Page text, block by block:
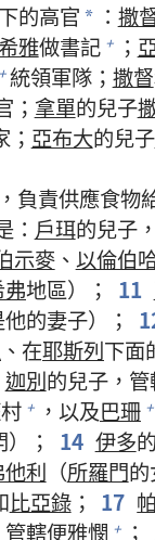
的高官 * ： 撒
雅做書記 + ；
+ 統領軍隊； 撒督
； 拿單的兒子
亞布大的兒子
負責供應食物
： 戶珥的兒子
示麥、 以倫伯
地區）； 11
的妻子）；
、在耶斯列下面
迦別的兒子，管
+ ，以及巴珊 +
；
14 伊多
利 （所羅門
比亞錄； 17
管轄便雅憫 + ；